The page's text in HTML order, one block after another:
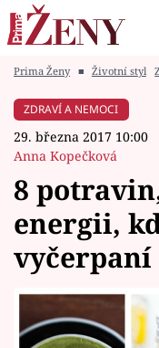
Módní alarm
Zrádci
Témata
Celebrity
Vztahy
Prima Ženy ■ Životní styl
ZDRAVÍ A NEMOCI
29. března 2017 10:00
Anna Kopečková
8
energii,
vyčerpaní